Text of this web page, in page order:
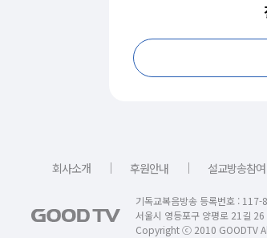
회사소개 ｜ 후원안내 ｜ 설교방송참여
기독교복음방송 등록번호 :
서울시 영등포구 양평로 21길
Copyright ⓒ 2010 GOODTV